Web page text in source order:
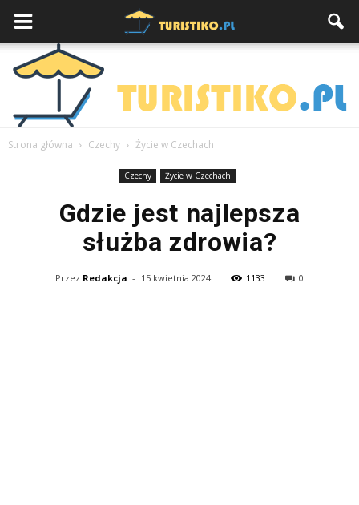
Strona główna Czechy Życie w Czechach
Czechy Życie w Czechach
Gdzie jest najlepsza
służba zdrowia?
Przez Redakcja - 15 kwietnia 2024 1133 0